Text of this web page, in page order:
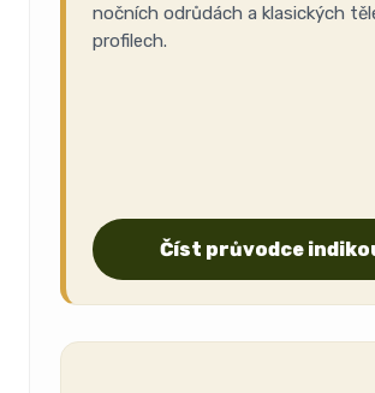
nočních odrůdách a klasických
profilech.
Číst průvodce